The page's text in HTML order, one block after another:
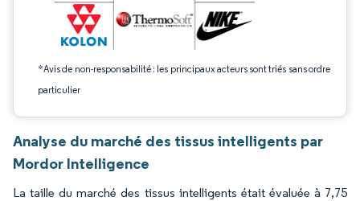
*Avis de non-responsabilité : les principaux acteurs sont triés sans ordre
particulier
Analyse du marché des tissus intelligents par
Mordor Intelligence
La taille du marché des tissus intelligents était évaluée à 7,75